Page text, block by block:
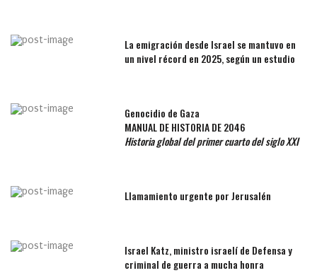
La emigración desde Israel se mantuvo en
un nivel récord en 2025, según un estudio
Genocidio de Gaza
MANUAL DE HISTORIA DE 2046
Historia global del primer cuarto del siglo XXI
Llamamiento urgente por Jerusalén
Israel Katz, ministro israelí de Defensa y
criminal de guerra a mucha honra